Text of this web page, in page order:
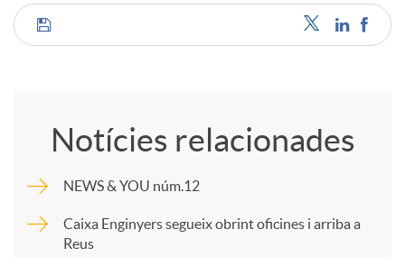
C
p
Notícies relacionades
NEWS & YOU núm.12
Caixa Enginyers segueix obrint oficines i arriba a
Reus